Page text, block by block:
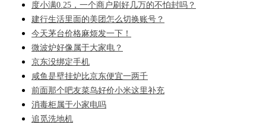
度小满0.25，一个商户刷好几万的不怕封吗？
建行生活里面的美团怎么切换账号？
今天茅台价格麻烦发一下！
微波炉好像属于大家电？
京东没绑定手机
咸鱼是壁挂炉比京东便宜一两千
前面那个吧友菜鸟好价小米这里补充
消毒柜属于小家电吗
追觅洗地机